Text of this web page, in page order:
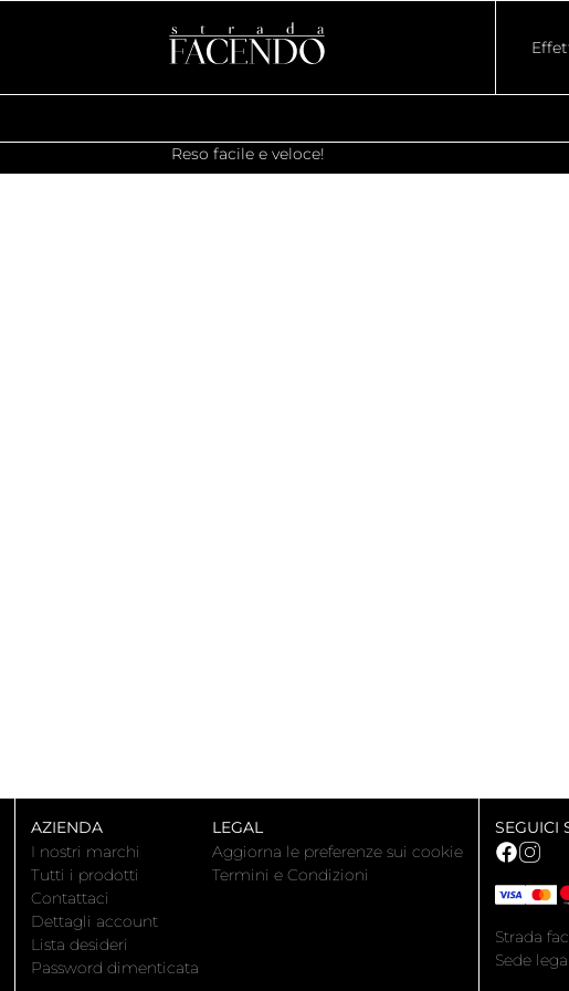
Reso facile e veloce!
AZIENDA
I nostri marchi
Tutti i prodotti
Contattaci
Dettagli account
Lista desideri
Password dimenticata
LEGAL
Aggiorna le preferenze sui cookie
Termini e Condizioni
SEGUICI
Strada
Sede